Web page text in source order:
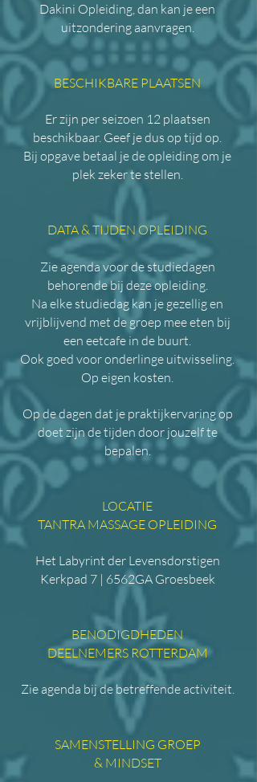
Dakini Opleiding, dan kan je een
uitzondering aanvragen.
BESCHIKBARE PLAATSEN
Er zijn per seizoen 12 plaatsen
beschikbaar. Geef je dus op tijd op.
Bij opgave betaal je de opleiding om je
plek zeker te stellen.
DATA & TIJDEN OPLEIDING
Zie agenda voor de studiedagen
behorende bij deze opleiding.
​Na elke studiedag kan je gezellig en
vrijblijvend met de groep mee eten bij
een eetcafe in de buurt.
Ook goed voor onderlinge uitwisseling.
Op eigen kosten.
Op de dagen dat je praktijkervaring op
doet zijn de tijden door jouzelf te
bepalen.
LOCATIE
TANTRA MASSAGE OPLEIDING
Het Labyrint der Levensdorstigen
Kerkpad 7 | 6562GA Groesbeek
BENODIGDHEDEN
DEELNEMERS ROTTERDAM
Zie agenda bij de betreffende activiteit.
SAMENSTELLING GROEP
& MINDSET